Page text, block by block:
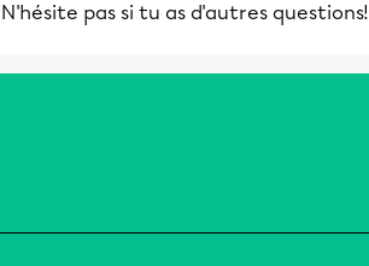
N'hésite pas si tu as d'autres questions!